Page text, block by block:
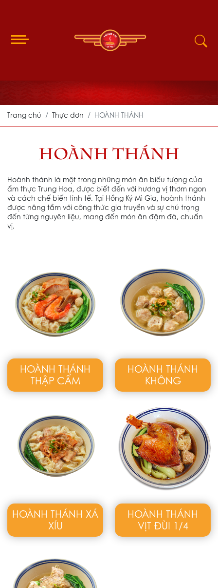
Trang chủ Thực đơn HOÀNH THÁNH
HOÀNH THÁNH
Hoành thánh là một trong những món ăn biểu tượng của
ẩm thực Trung Hoa, được biết đến với hương vị thơm ngon
và cách chế biến tinh tế. Tại Hồng Ký Mì Gia, hoành thánh
được nâng tầm với công thức gia truyền và sự chú trọng
đến từng nguyên liệu, mang đến món ăn đậm đà, chuẩn
vị.
HOÀNH THÁNH
THẬP CẨM
HOÀNH THÁNH
KHÔNG
HOÀNH THÁNH XÁ
XÍU
HOÀNH THÁNH
VỊT ĐÙI 1/4